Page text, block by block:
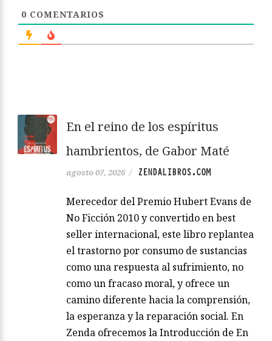
0 COMENTARIOS
En el reino de los espíritus
hambrientos, de Gabor Maté
agosto 07, 2026 / ZENDALIBROS.COM
Merecedor del Premio Hubert Evans de
No Ficción 2010 y convertido en best
seller internacional, este libro replantea
el trastorno por consumo de sustancias
como una respuesta al sufrimiento, no
como un fracaso moral, y ofrece un
camino diferente hacia la comprensión,
la esperanza y la reparación social. En
Zenda ofrecemos la Introducción de En